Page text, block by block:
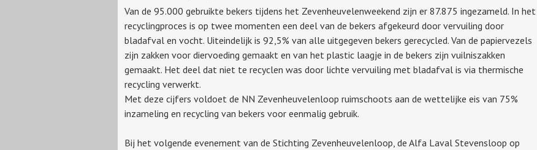
Van de 95.000 gebruikte bekers tijdens het Zevenheuvelenweekend zijn er 87.875 ingezameld. In het
recyclingproces is op twee momenten een deel van de bekers afgekeurd door vervuiling door
bladafval en vocht. Uiteindelijk is 92,5% van alle uitgegeven bekers gerecycled. Van de papiervezels
zijn zakken voor diervoeding gemaakt en van het plastic laagje in de bekers zijn vuilniszakken
gemaakt. Het deel dat niet te recyclen was door lichte vervuiling met bladafval is via thermische
recycling verwerkt.
Met deze cijfers voldoet de NN Zevenheuvelenloop ruimschoots aan de wettelijke eis van 75%
inzameling en recycling van bekers voor eenmalig gebruik.
Bij het volgende evenement van de Stichting Zevenheuvelenloop, de Alfa Laval Stevensloop op